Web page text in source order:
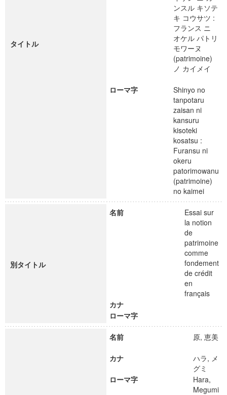
タイトル
ンスル キソテ
キ コウサツ :
フランス ニ
オケル パトリ
モワーヌ
(patrimoine)
ノ カイメイ
ローマ字
Shinyo no
tanpotaru
zaisan ni
kansuru
kisoteki
kosatsu :
Furansu ni
okeru
patorimowanu
(patrimoine)
no kaimei
別タイトル
名前
Essai sur
la notion
de
patrimoine
comme
fondement
de crédit
en
français
カナ
ローマ字
名前 原, 恵美
カナ
ハラ, メ
グミ
ローマ字
Hara,
Megumi